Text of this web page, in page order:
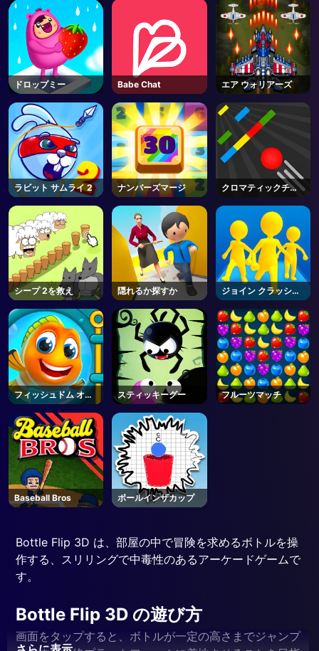
ドロップミー Babe Chat エア ウォリアーズ
ラビット サムライ 2 ナンバーズマージ
クロマティックチャ
レンジ
シープ 2を救え 隠れるか探すか
ジョイン クラッシュ
3D オンライン
フィッシュドム オン
ライン
スティッキーグー フルーツマッチ
Baseball Bros ボールインザカップ
Bottle Flip 3D は、部屋の中で冒険を求めるボトルを操
作する、スリリングで中毒性のあるアーケードゲームで
す。
Bottle Flip 3D の遊び方
画面をタップすると、ボトルが一定の高さまでジャンプ